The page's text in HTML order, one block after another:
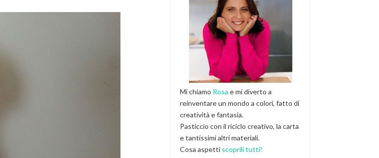
Mi chiamo Rosa e mi diverto a
reinventare un mondo a colori, fatto di
creatività e fantasia.
Pasticcio con il riciclo creativo, la carta
e tantissimi altri materiali.
Cosa aspetti scoprili tutti!